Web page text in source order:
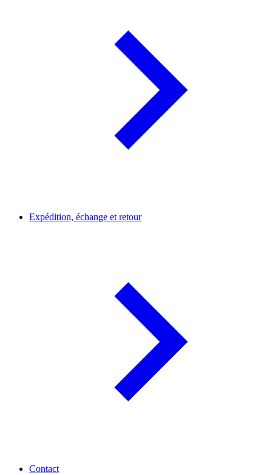
Expédition, échange et retour
Contact